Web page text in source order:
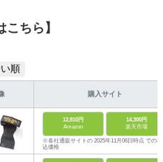
こちら】
順
購入サイト
12,810円
Amazon
14,300円
楽天市場
※各社通販サイトの 2025年11月06日時点 での税
込価格